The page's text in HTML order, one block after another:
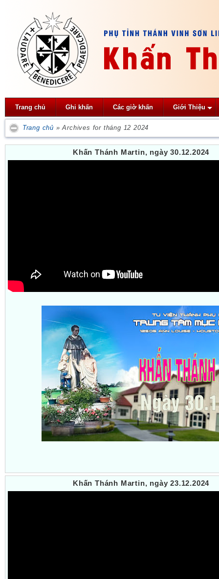
Trang chủ Ghi khấn Các giờ khấn Giới Thiệu
Trang chủ »Archives for tháng 12 2024
Khấn Thánh Martin, ngày 30.12.2024
Khấn Thánh Martin, ngày 23.12.2024